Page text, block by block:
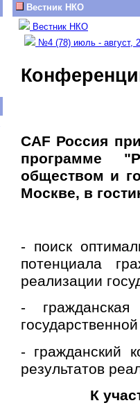
Вестник НКО
Вестник НКО
№4 (78) июль - август,
CAF Россия
программе
обществом и
Москве, в
- поиск
потенциала
реализации
-
- гражданский
результатов
К